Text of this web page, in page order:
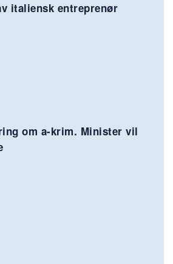
italiensk entreprenør
om a-krim. Minister vil